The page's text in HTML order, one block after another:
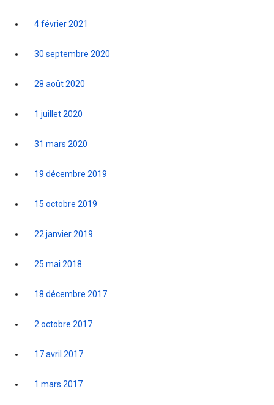
4 février 2021
30 septembre 2020
28 août 2020
1 juillet 2020
31 mars 2020
19 décembre 2019
15 octobre 2019
22 janvier 2019
25 mai 2018
18 décembre 2017
2 octobre 2017
17 avril 2017
1 mars 2017